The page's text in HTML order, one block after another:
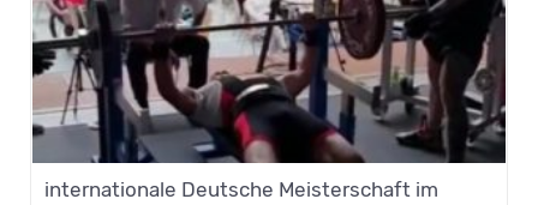
internationale Deutsche Meisterschaft im